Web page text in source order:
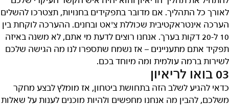
לאורך כל התהליך. אם מדובר בתפקידים בחנויות, תצטרכו להשלים
הערכה אינטראקטיבית שכוללת צ'אט ובחנים. ההערכה לוקחת בין
10 ל-20 דקות בערך. אנחנו רוצים לדעת מי אתם, לא משנה באיזה
תפקיד אתם מתעניינים – אז נשמח שתספרו לנו מה הגישה שלכם
לשירות ברמה עולמית ומה מיוחד בכם.
03 בואו לריאיון
כדאי להגיע לשלב הזה בתחושת ביטחון, אז מומלץ לבצע מחקר
משלכם, להבין מה אנחנו מחפשים ולהיות מוכנים לענות על שאלות